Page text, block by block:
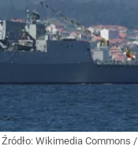
Źródło: Wikimedia Commons /